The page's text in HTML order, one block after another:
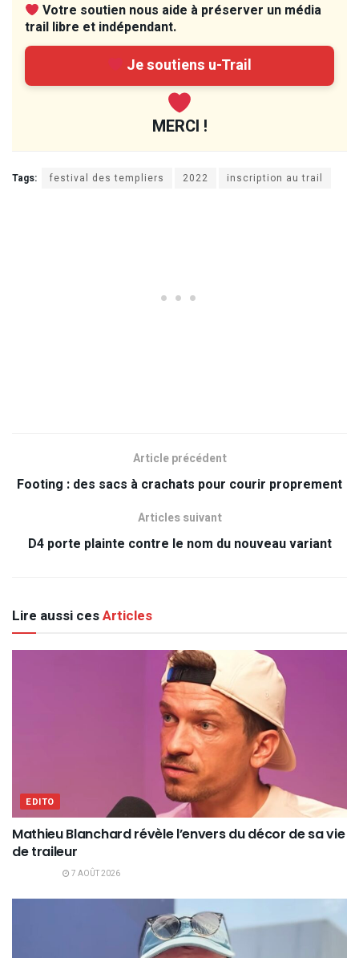
Votre soutien nous aide à préserver un média
trail libre et indépendant.
Je soutiens u-Trail
MERCI !
Tags: festival des templiers 2022 inscription au trail
Article précédent
Footing : des sacs à crachats pour courir proprement
Articles suivant
D4 porte plainte contre le nom du nouveau variant
Lire aussi cesArticles
EDITO
Mathieu Blanchard révèle l’envers du décor de sa vie
de traileur
7 AOÛT 2026